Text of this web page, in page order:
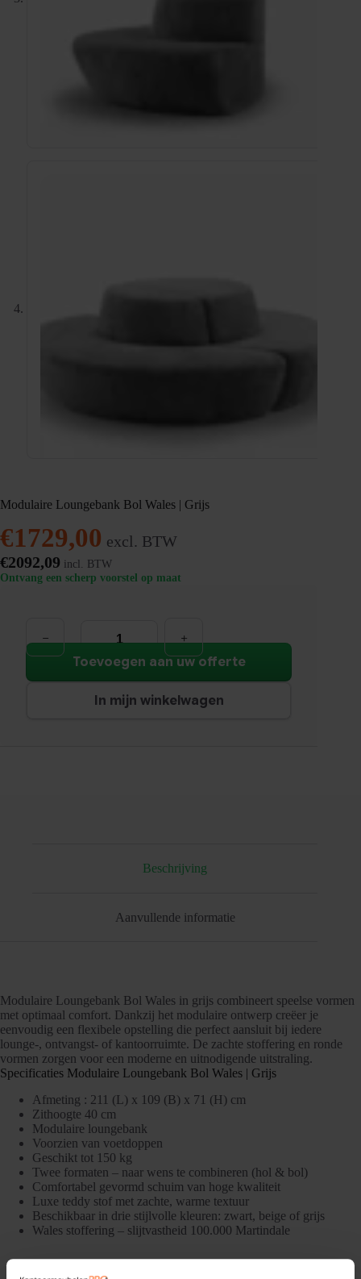
Modulaire Loungebank Bol Wales | Grijs
€1729,00 excl. BTW
€2092,09 incl. BTW
Ontvang een scherp voorstel op maat
Bol
Wales
Grijs
Toevoegen aan uw offerte
In mijn winkelwagen
Beschrijving
Aanvullende informatie
Modulaire Loungebank Bol Wales in grijs combineert speelse vormen
met optimaal comfort. Dankzij het modulaire ontwerp creëer je
eenvoudig een flexibele opstelling die perfect aansluit bij iedere
lounge-, ontvangst- of kantoorruimte. De zachte stoffering en ronde
vormen zorgen voor een moderne en uitnodigende uitstraling.
Specificaties Modulaire Loungebank Bol Wales | Grijs
Afmeting : 211 (L) x 109 (B) x 71 (H) cm
Zithoogte 40 cm
Modulaire loungebank
Voorzien van voetdoppen
Geschikt tot 150 kg
Twee formaten – naar wens te combineren (hol & bol)
Comfortabel gevormd schuim van hoge kwaliteit
Luxe teddy stof met zachte, warme textuur
Beschikbaar in drie stijlvolle kleuren: zwart, beige of grijs
Wales stoffering – slijtvastheid 100.000 Martindale